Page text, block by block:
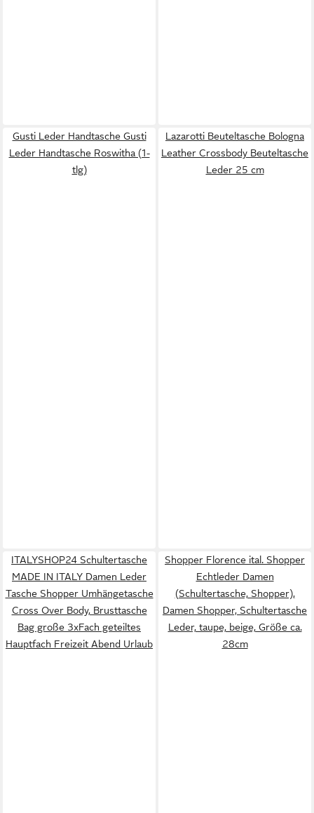
Gusti Leder Handtasche Gusti
Leder Handtasche Roswitha (1-
tlg)
Lazarotti Beuteltasche Bologna
Leather Crossbody Beuteltasche
Leder 25 cm
ITALYSHOP24 Schultertasche
MADE IN ITALY Damen Leder
Tasche Shopper Umhängetasche
Cross Over Body, Brusttasche
Bag große 3xFach geteiltes
Hauptfach Freizeit Abend Urlaub
Shopper Florence ital. Shopper
Echtleder Damen
(Schultertasche, Shopper),
Damen Shopper, Schultertasche
Leder, taupe, beige, Größe ca.
28cm